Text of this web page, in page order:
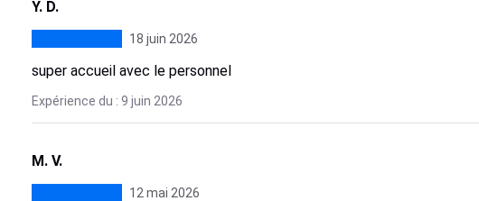
Y. D.
18 juin 2026
super accueil avec le personnel
Expérience du : 9 juin 2026
M. V.
12 mai 2026